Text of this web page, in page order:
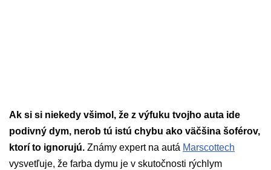
Ak si si niekedy všimol, že z výfuku tvojho auta ide
podivný dym, nerob tú istú chybu ako väčšina šoférov,
ktorí to ignorujú. Známy expert na autá Marscottech
vysvetľuje, že farba dymu je v skutočnosti rýchlym